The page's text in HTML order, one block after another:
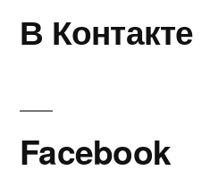
В Контакте
Facebook